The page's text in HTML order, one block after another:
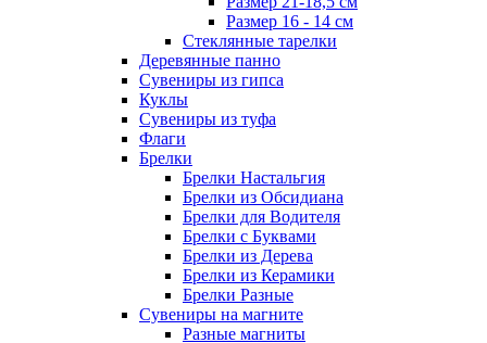
Размер 16 - 14 см
Стеклянные тарелки
Деревянные панно
Сувениры из гипса
Куклы
Сувениры из туфа
Флаги
Брелки
Брелки Настальгия
Брелки из Обсидиана
Брелки для Водителя
Брелки с Буквами
Брелки из Дерева
Брелки из Керамики
Брелки Разные
Сувениры на магните
Разные магниты